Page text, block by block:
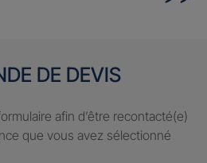
DE DEVIS
afin d’être recontacté(e)
que vous avez sélectionné